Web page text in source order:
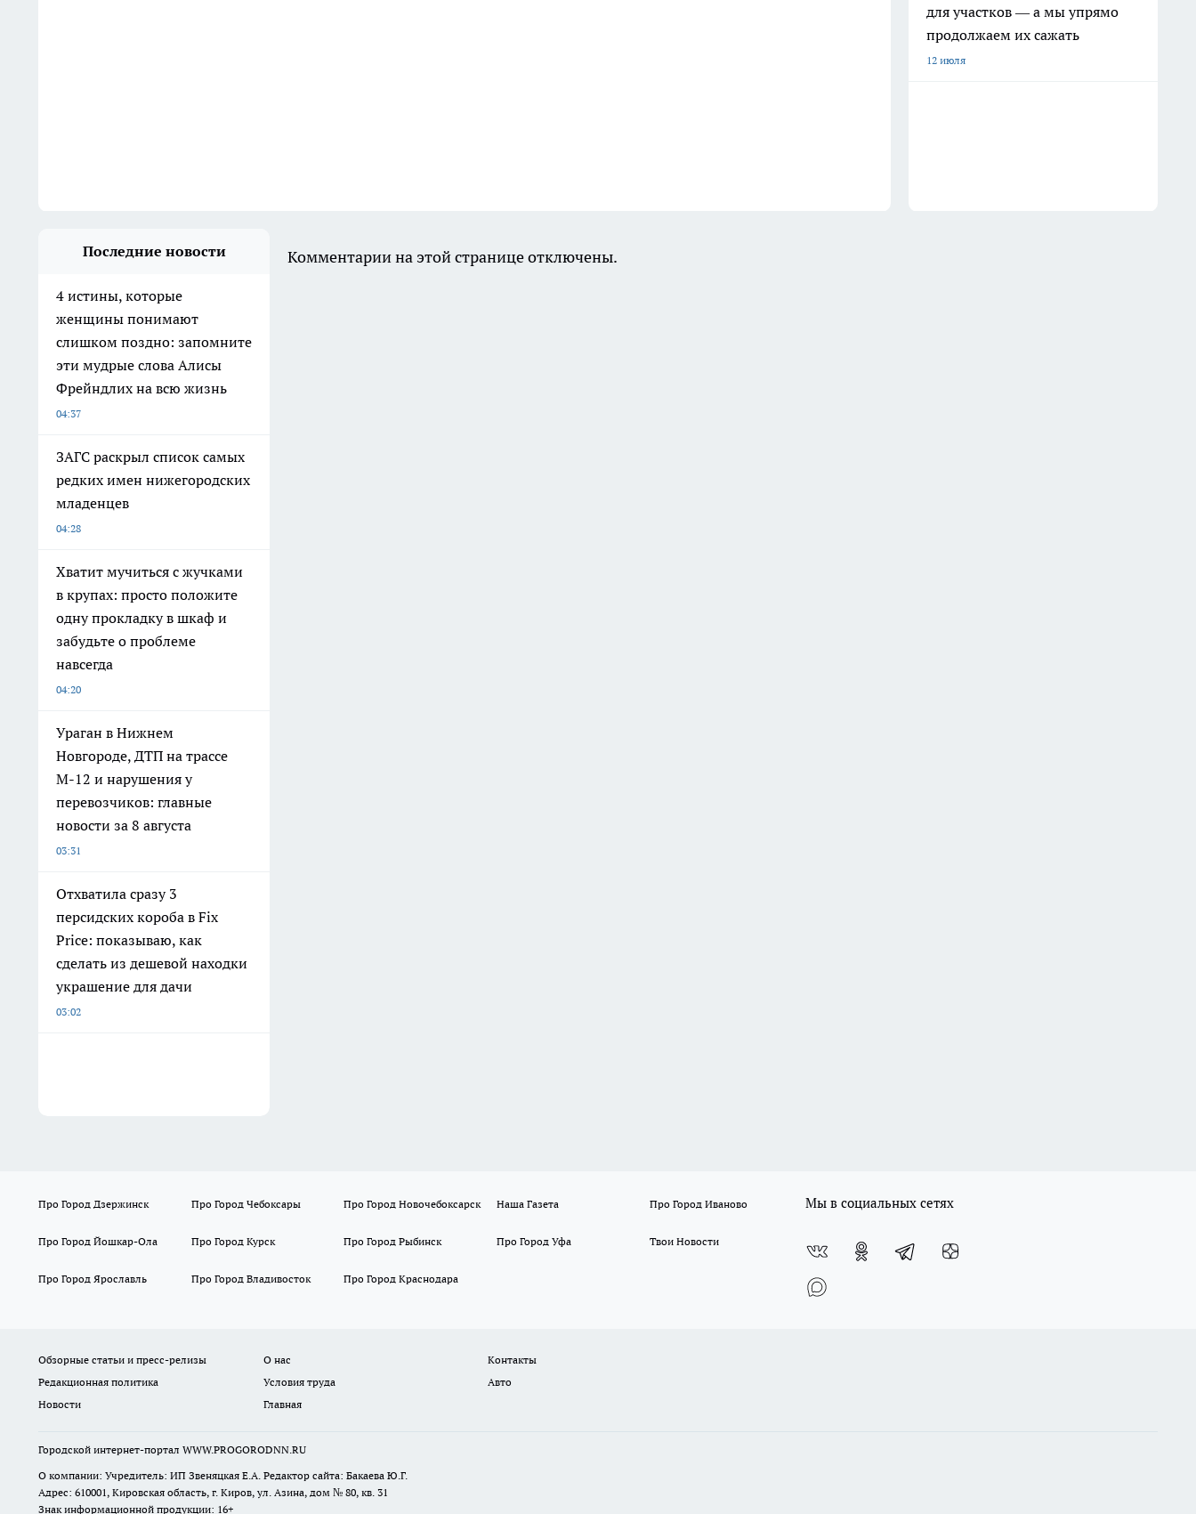
для участков — а мы упрямо
продолжаем их сажать
12 июля
Последние новости
4 истины, которые
женщины понимают
слишком поздно: запомните
эти мудрые слова Алисы
Фрейндлих на всю жизнь
04:37
ЗАГС раскрыл список самых
редких имен нижегородских
младенцев
04:28
Хватит мучиться с жучками
в крупах: просто положите
одну прокладку в шкаф и
забудьте о проблеме
навсегда
04:20
Ураган в Нижнем
Новгороде, ДТП на трассе
М-12 и нарушения у
перевозчиков: главные
новости за 8 августа
03:31
Отхватила сразу 3
персидских короба в Fix
Price: показываю, как
сделать из дешевой находки
украшение для дачи
03:02
Комментарии на этой странице отключены.
Про Город Дзержинск Про Город Чебоксары Про Город Новочебоксарск Наша Газета Про Город Иваново
Про Город Йошкар-Ола Про Город Курск Про Город Рыбинск Про Город Уфа Твои Новости
Про Город Ярославль Про Город Владивосток Про Город Краснодара
Мы в социальных сетях
Обзорные статьи и пресс-релизы О нас
Контакты
Редакционная политика
Условия труда
Авто
Новости
Главная
Городской интернет-портал WWW.PROGORODNN.RU
О компании: Учредитель: ИП Звеняцкая Е.А. Редактор сайта: Бакаева Ю.Г.
Адрес: 610001, Кировская область, г. Киров, ул. Азина, дом № 80, кв. 31
Знак информационной продукции: 16+